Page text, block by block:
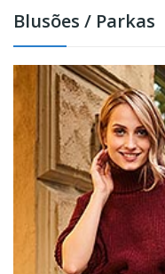
Blusões / Parkas